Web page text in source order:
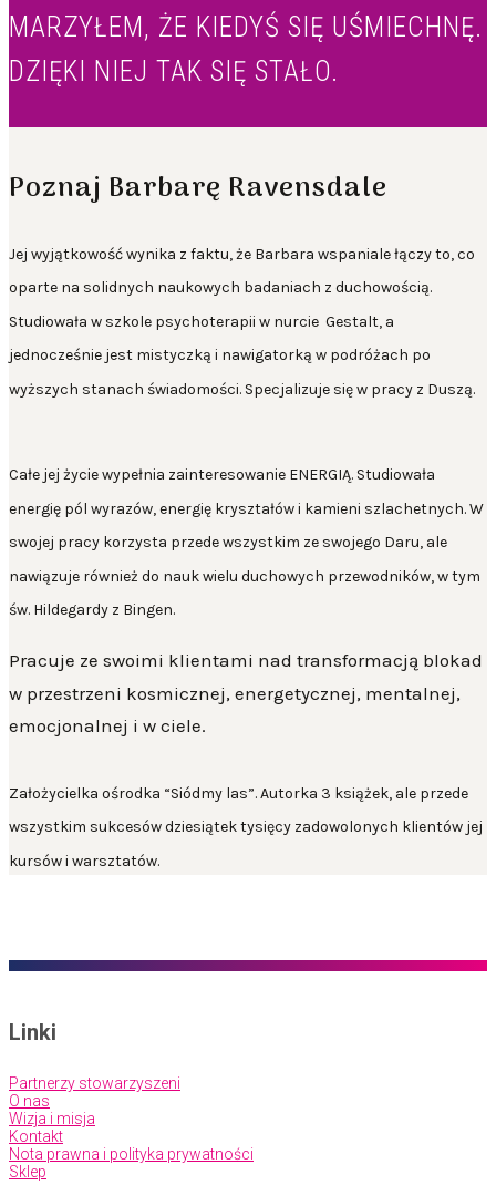
MARZYŁEM, ŻE KIEDYŚ SIĘ UŚMIECHNĘ.
DZIĘKI NIEJ TAK SIĘ STAŁO.
Poznaj Barbarę Ravensdale
Jej wyjątkowość wynika z faktu, że Barbara wspanialełączy to, co
oparte na solidnych naukowych badaniach z duchowością.
Studiowała w szkole psychoterapii w nurcie Gestalt, a
jednocześnie jest mistyczką i nawigatorką w podróżach po
wyższych stanach świadomości. Specjalizuje się w pracy z Duszą.
Całe jej życie wypełnia zainteresowanie ENERGIĄ. Studiowała
energię pól wyrazów, energię kryształów i kamieni szlachetnych. W
swojej pracy korzysta przede wszystkim ze swojego Daru, ale
nawiązuje również do nauk wielu duchowych przewodników, w tym
św. Hildegardy z Bingen.
Pracuje ze swoimi klientami nad transformacją blokad
w przestrzeni kosmicznej, energetycznej, mentalnej,
emocjonalnej i w ciele.
Założycielka ośrodka “Siódmy las”. Autorka 3 książek, ale przede
wszystkim sukcesów dziesiątek tysięcy zadowolonych klientów jej
kursów i warsztatów.
Linki
Partnerzy stowarzyszeni
O nas
Wizja i misja
Kontakt
Nota prawna i polityka prywatności
Sklep